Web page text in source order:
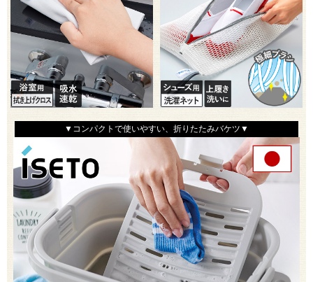
▼コンパクトで使いやすい、折りたたみバケツ▼